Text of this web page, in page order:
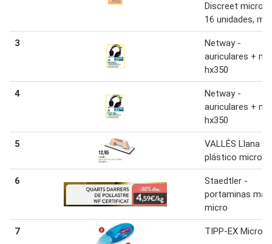
Discreet micro
16 unidades,
3
Netway -
auriculares +
hx350
4
Netway -
auriculares +
hx350
5
VALLÉS Llana
plástico micro
6
Staedtler -
portaminas
micro
7 TIPP-EX Micro